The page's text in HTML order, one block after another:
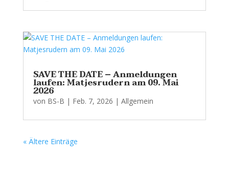
SAVE THE DATE – Anmeldungen
laufen: Matjesrudern am 09. Mai
2026
von BS-B | Feb. 7, 2026 | Allgemein
« Ältere Einträge